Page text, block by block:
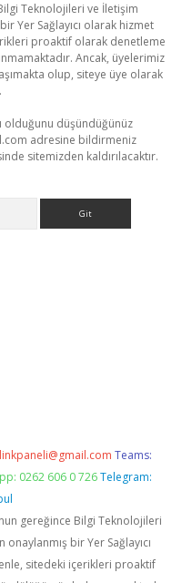
Teknolojileri ve İletişim
Yer Sağlayıcı olarak hizmet
proaktif olarak denetleme
Ancak, üyelerimiz
olup, siteye üye olarak
olduğunu düşündüğünüz
adresine bildirmeniz
sitemizden kaldırılacaktır.
Teams:
0262 606 0 726 Telegram:
gereğince Bilgi Teknolojileri
bir Yer Sağlayıcı
sitedeki içerikleri proaktif